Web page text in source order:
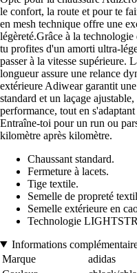
le confort, la route et pour te
en mesh technique offre une
légèreté.Grâce à la
tu profites d'un amorti ultra-
passer à la vitesse supérieure.
longueur assure une relance
extérieure Adiwear garantit
standard et un laçage
performance, tout en
Entraîne-toi pour un run ou
kilomètre après kilomètre.
Chaussant standard.
Fermeture à lacets.
Tige textile.
Semelle de propreté
Semelle extérieure en
Technologie
Informations
Marque
adidas